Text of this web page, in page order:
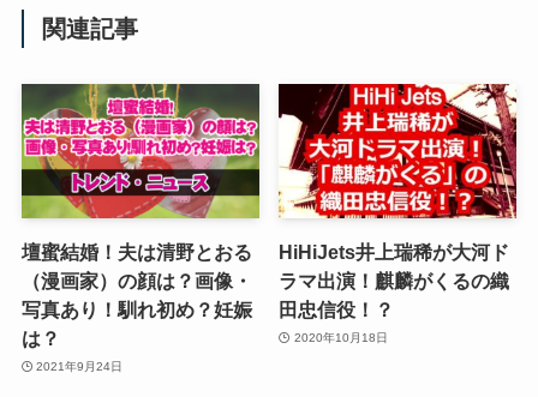
関連記事
壇蜜結婚！夫は清野とおる
（漫画家）の顔は？画像・
写真あり！馴れ初め？妊娠
は？
2021年9月24日
HiHiJets井上瑞稀が大河ド
ラマ出演！麒麟がくるの織
田忠信役！？
2020年10月18日